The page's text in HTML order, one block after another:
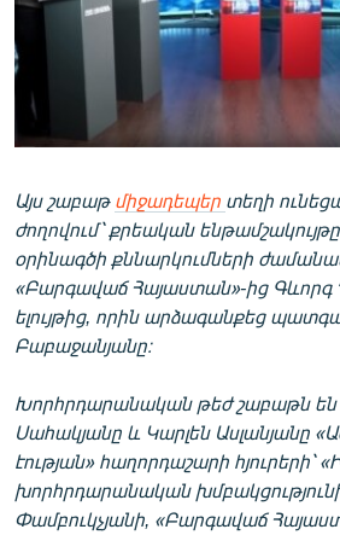
ՄՇԱԿՈՒՅԹ
ՍՊՈՐՏ
ՄԵԿՆԱԲԱՆՈՒԹՅՈՒՆ
ՏՏ ԵՒ ԻՆՏԵՐՆԵՏ
ԿՈՐՈՆԱՎԻՐՈՒՍ
ԱՐԽԻՎ
ՏԵՍԱՆՅՈՒԹԵՐ
ԲԱՆԱՎԵՃ
ՓՈԴՔԱՍԹ
Հայերեն
English
Այս շաբաթ միջադեպեր տեղի
ժողովում՝ քրեական
օրինագծի քննարկումների
«Բարգավաճ Հայաստան»-ից Գևորգ
ելույթից, որին արձագանքեց
Բաբաջանյանը։
Խորհրդարանական թեժ շաբաթն են
Սահակյանը և Կարլեն Ասլանյանը
էության» հաղորդաշարի հյուրերի՝
խորհրդարանական
Փամբուկչյանի, «Բարգավաճ